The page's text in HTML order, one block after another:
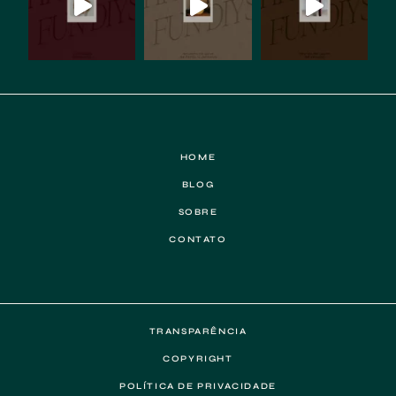
HOME
BLOG
SOBRE
CONTATO
TRANSPARÊNCIA
COPYRIGHT
POLÍTICA DE PRIVACIDADE